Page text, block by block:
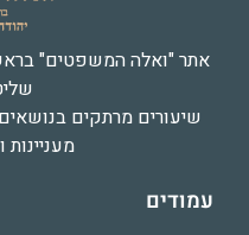
אתר "ואלה המשפטים"
שיעורים מרתקים
מעניינות
עמודים